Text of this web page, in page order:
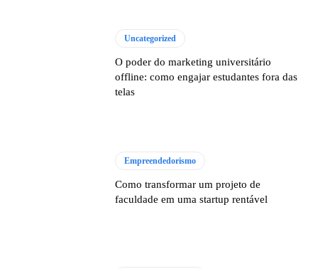
Uncategorized
O poder do marketing universitário
offline: como engajar estudantes fora das
telas
Empreendedorismo
Como transformar um projeto de
faculdade em uma startup rentável